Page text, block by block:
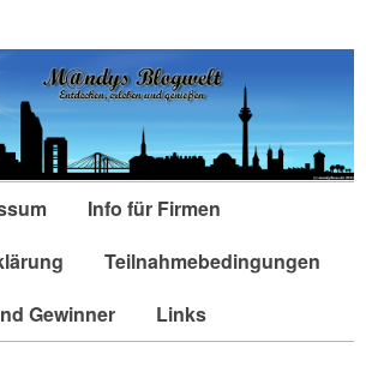
Info für Firmen
Teilnahmebedingungen
Gewinner
Links